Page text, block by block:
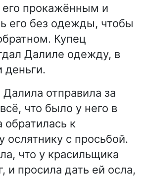
его прокажённым и
его без одежды, чтобы
Купец
Далиле одежду, в
деньги.
отправила за
что было у него в
к
ослятнику с просьбой.
что у красильщика
и просила дать ей осла,